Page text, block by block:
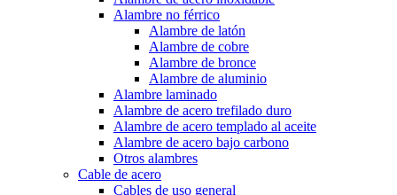
Alambre no férrico
Alambre de latón
Alambre de cobre
Alambre de bronce
Alambre de aluminio
Alambre laminado
Alambre de acero trefilado duro
Alambre de acero templado al aceite
Alambre de acero bajo carbono
Otros alambres
Cable de acero
Cables de uso general